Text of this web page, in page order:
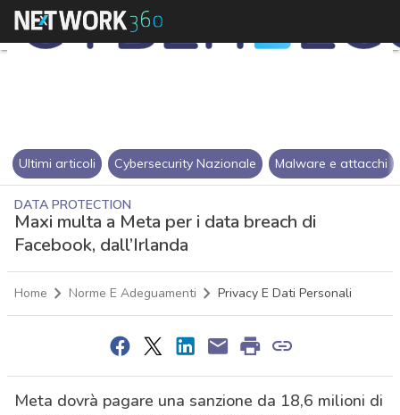
Ultimi articoli Cybersecurity Nazionale Malware e attacchi
DATA PROTECTION
Maxi multa a Meta per i data breach di
Facebook, dall’Irlanda
Home Norme E Adeguamenti Privacy E Dati Personali
Meta dovrà pagare una sanzione da 18,6 milioni di